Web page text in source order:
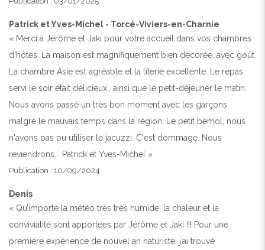
Patrick et Yves-Michel - Torcé-Viviers-en-Charnie
« Merci à Jérôme et Jaki pour votre accueil dans vos chambres
d'hôtes. La maison est magnifiquement bien décorée, avec goût.
La chambre Asie est agréable et la literie excellente. Le repas
servi le soir était délicieux., ainsi que le petit-déjeuner le matin.
Nous avons passé un très bon moment avec les garçons
malgré le mauvais temps dans la région. Le petit bémol, nous
n'avons pas pu utiliser le jacuzzi. C'est dommage. Nous
reviendrons... Patrick et Yves-Michel »
Publication : 10/09/2024
Denis
« Qu’importe la météo très très humide, la chaleur et la
convivialité sont apportées par Jérôme et Jaki !!! Pour une
première expérience de nouvel an naturiste, j’ai trouvé